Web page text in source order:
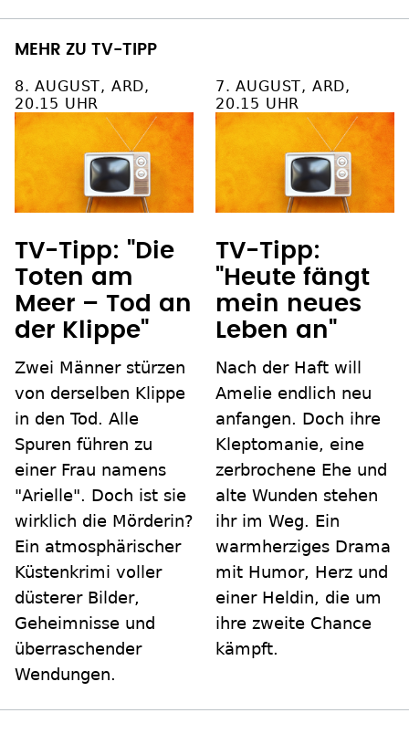
MEHR ZU TV-TIPP
8. AUGUST, ARD,
20.15 UHR
TV-Tipp: "Die
Toten am
Meer – Tod an
der Klippe"
Zwei Männer stürzen
von derselben Klippe
in den Tod. Alle
Spuren führen zu
einer Frau namens
"Arielle". Doch ist sie
wirklich die Mörderin?
Ein atmosphärischer
Küstenkrimi voller
düsterer Bilder,
Geheimnisse und
überraschender
Wendungen.
7. AUGUST, ARD,
20.15 UHR
TV-Tipp:
"Heute fängt
mein neues
Leben an"
Nach der Haft will
Amelie endlich neu
anfangen. Doch ihre
Kleptomanie, eine
zerbrochene Ehe und
alte Wunden stehen
ihr im Weg. Ein
warmherziges Drama
mit Humor, Herz und
einer Heldin, die um
ihre zweite Chance
kämpft.